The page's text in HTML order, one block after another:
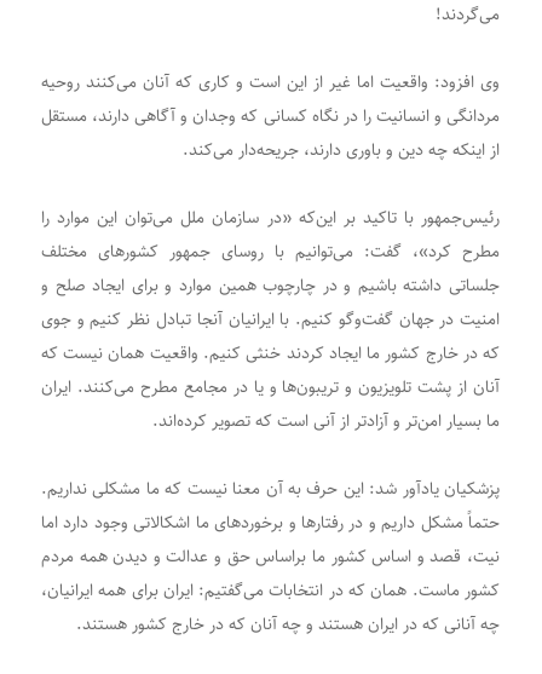
می‌گردند!
وی افزود: واقعیت اما غیر از این است و کاری که آنان می‌کنند روحیه
مردانگی و انسانیت را در نگاه کسانی که وجدان و آگاهی دارند، مستقل
از اینکه چه دین و باوری دارند، جریحه‌دار می‌کند.
رئیس‌جمهور با تاکید بر این‌که «در سازمان ملل می‌توان این موارد را
مطرح کرد»، گفت: می‌توانیم با روسای جمهور کشورهای مختلف
جلساتی داشته باشیم و در چارچوب همین موارد و برای ایجاد صلح و
امنیت در جهان گفت‌وگو کنیم. با ایرانیان آنجا تبادل نظر کنیم و جوی
که در خارج کشور ما ایجاد کردند خنثی کنیم. واقعیت همان نیست که
آنان از پشت تلویزیون و تریبون‌ها و یا در مجامع مطرح می‌کنند. ایران
ما بسیار امن‌تر و آزادتر از آنی است که تصویر کرده‌اند.
پزشکیان یادآور شد: این حرف به آن معنا نیست که ما مشکلی نداریم.
حتماً مشکل داریم و در رفتارها و برخوردهای ما اشکالاتی وجود دارد اما
نیت، قصد و اساس کشور ما براساس حق و عدالت و دیدن همه مردم
کشور ماست. همان که در انتخابات می‌گفتیم: ایران برای همه ایرانیان،
چه آنانی که در ایران هستند و چه آنان که در خارج کشور هستند.